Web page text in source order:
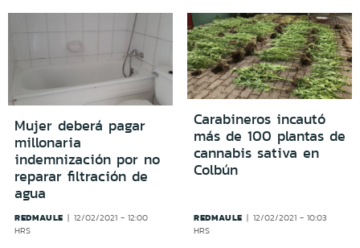
Mujer deberá pagar
millonaria
indemnización por no
reparar filtración de
agua
REDMAULE
12/02/2021 - 12:00
HRS
Carabineros incautó
más de 100 plantas de
cannabis sativa en
Colbún
REDMAULE
12/02/2021 - 10:03
HRS